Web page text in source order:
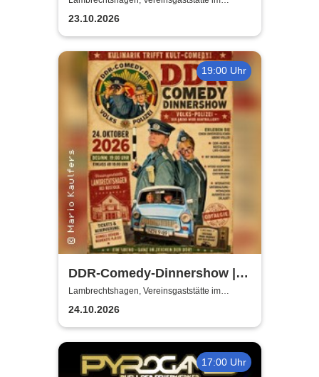
Gemeindezentrum Lambrechtshagen
23.10.2026
19:00 Uhr
DDR-Comedy-Dinnershow |
Kulinarik trifft Kult-Comedy
Lambrechtshagen, Vereinsgaststätte im
Gemeindezentrum Lambrechtshagen
24.10.2026
17:00 Uhr